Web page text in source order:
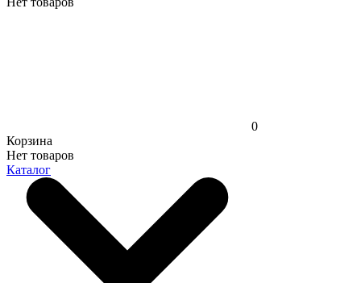
0
Корзина
Нет товаров
Каталог